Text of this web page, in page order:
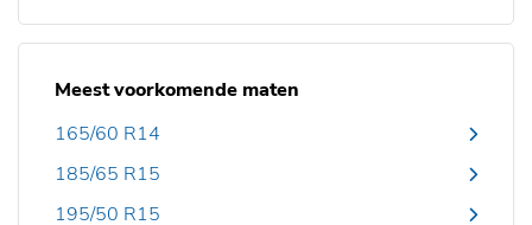
Meest voorkomende maten
165/60 R14
185/65 R15
195/50 R15